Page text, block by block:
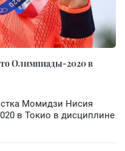
Олимпиады-2020 в
Момидзи Нисия
в Токио в дисциплине